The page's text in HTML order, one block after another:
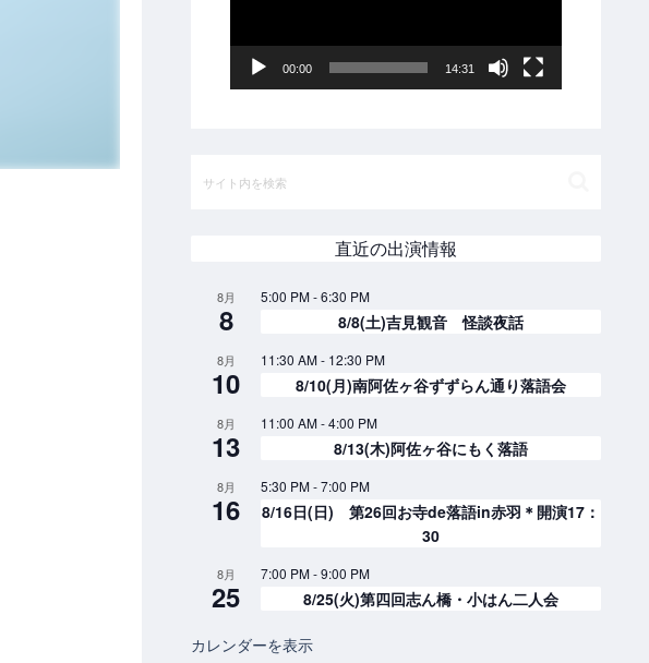
ヤ
00:00 14:31
直近の出演情報
8月
8
5:00 PM-6:30 PM
8/8(土)吉見観音 怪談夜話
8月
10
11:30 AM- 12:30 PM
8/10(月)南阿佐ヶ谷ずずらん通り落語会
8月
13
11:00 AM-4:00 PM
8/13(木)阿佐ヶ谷にもく落語
8月
16
5:30 PM-7:00 PM
8/16日(日) 第26回お寺de落語in赤羽＊開演17：
30
8月
25
7:00 PM-9:00 PM
8/25(火)第四回志ん橋・小はん二人会
カレンダーを表示